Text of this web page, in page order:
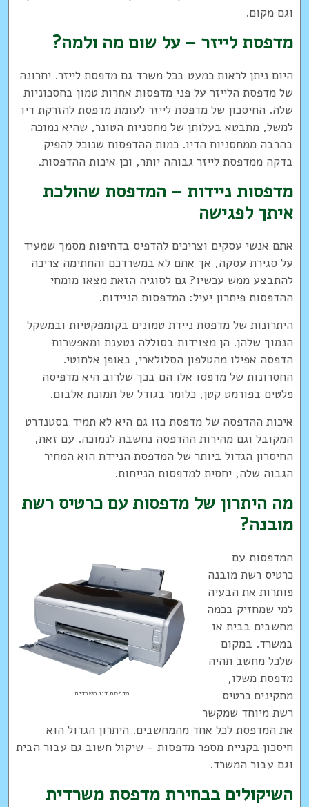
וגם מקום.
מדפסת לייזר – על שום מה ולמה?
היום ניתן לראות כמעט בכל משרד גם מדפסת לייזר. יתרונה
של מדפסת הלייזר על פני מדפסות אחרות טמון בחסכוניות
שלה. החיסכון של מדפסת לייזר לעומת מדפסת להזרקת דיו
למשל, מתבטא בעלותן של מחסניות הטונר, שהיא נמוכה
בהרבה ממחסניות הדיו. כמות ההדפסות שנוכל להפיק
בדקה ממדפסת לייזר גבוהה יותר, וכן איכות ההדפסות.
מדפסות ניידות – המדפסת שהולכת
איתך לפגישה
אתם אנשי עסקים וצריכים להדפיס בדחיפות מסמך שמעיד
על סגירת עסקה, אך אתם לא במשרדכם והחתימה צריכה
להתבצע ממש עכשיו? גם לסוגיה הזאת מצאו מומחי
ההדפסות פיתרון יעיל: המדפסות הניידות.
היתרונות של מדפסת ניידת טמונים בקומפקטיות ובמשקל
הנמוך שלהן. הן מצוידות בסוללה נטענת ומאפשרות
הדפסה אפילו מהטלפון הסלולארי, באופן אלחוטי.
החסרונות של מדפסו אלו הם בכך שלרוב היא מדפיסה
פלטים בפורמט קטן, כלומר בגודל של תמונת אלבום.
איכות ההדפסה של מדפסת כזו גם היא לא תמיד בסטנדרט
המקובל וגם מהירות ההדפסה נחשבת לנמוכה. עם זאת,
החיסרון הגדול ביותר של המדפסת הניידת הוא המחיר
הגבוה שלה, יחסית למדפסות הנייחות.
מה היתרון של מדפסות עם כרטיס רשת
מובנה?
מדפסת דיו משרדית
המדפסות עם
כרטיס רשת מובנה
פותרות את הבעיה
למי שמחזיק בכמה
מחשבים בבית או
במשרד. במקום
שלכל מחשב תהיה
מדפסת משלו,
מתקינים כרטיס
רשת מיוחד שמקשר
את המדפסת לכל אחד מהמחשבים. היתרון הגדול הוא
חיסכון בקניית מספר מדפסות - שיקול חשוב גם עבור הבית
וגם עבור המשרד.
השיקולים בבחירת מדפסת משרדית